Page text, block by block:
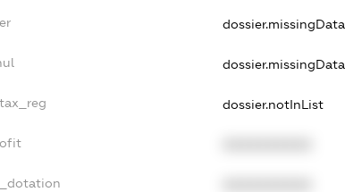
dossier.missingData
dossier.missingData
dossier.notInList